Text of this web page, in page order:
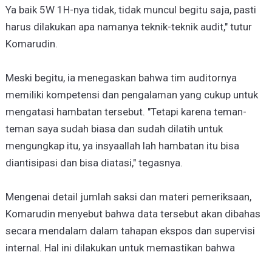
Ya baik 5W 1H-nya tidak, tidak muncul begitu saja, pasti
harus dilakukan apa namanya teknik-teknik audit," tutur
Komarudin.
Meski begitu, ia menegaskan bahwa tim auditornya
memiliki kompetensi dan pengalaman yang cukup untuk
mengatasi hambatan tersebut. "Tetapi karena teman-
teman saya sudah biasa dan sudah dilatih untuk
mengungkap itu, ya insyaallah lah hambatan itu bisa
diantisipasi dan bisa diatasi," tegasnya.
Mengenai detail jumlah saksi dan materi pemeriksaan,
Komarudin menyebut bahwa data tersebut akan dibahas
secara mendalam dalam tahapan ekspos dan supervisi
internal. Hal ini dilakukan untuk memastikan bahwa